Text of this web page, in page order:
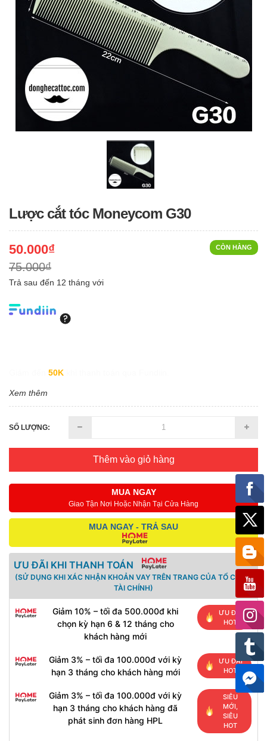
Lược cắt tóc Moneycom G30
CÒN HÀNG
50.000₫
75.000₫
Trả sau đến 12 tháng với
50K
Xem thêm
SỐ LƯỢNG:
Thêm vào giỏ hàng
MUA NGAY
Giao Tận Nơi Hoặc Nhận Tại Cửa Hàng
MUA NGAY - TRẢ SAU
ƯU ĐÃI KHI THANH TOÁN
(SỬ DỤNG KHI XÁC NHẬN KHOẢN VAY TRÊN TRANG CỦA TỔ CHỨC
TÀI CHÍNH)
Giảm 10% – tối đa 500.000đ khi
chọn kỳ hạn 6 & 12 tháng cho
khách hàng mới
ƯU ĐÃI
HOT
Giảm 3% – tối đa 100.000đ với kỳ
hạn 3 tháng cho khách hàng mới
ƯU ĐÃI
HOT
Giảm 3% – tối đa 100.000đ với kỳ
hạn 3 tháng cho khách hàng đã
phát sinh đơn hàng HPL
SIÊU
MỚI,
SIÊU
HOT